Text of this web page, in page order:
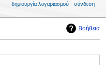
Βοήθεια
δημιουργία λογαριασμού σύνδεση